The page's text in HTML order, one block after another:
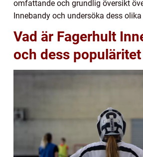
omfattande och grundlig översikt
Innebandy och undersöka dess olika
Vad är Fagerhult
och dess populäritet